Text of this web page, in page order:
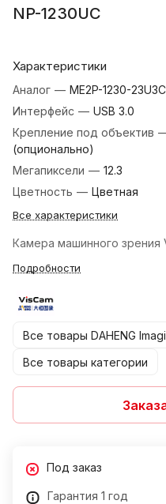
NP-1230UC
Характеристики
Аналог — ME2P-1230-23U3C
Интерфейс — USB 3.0
Крепление под объектив
(опционально)
Мегапиксели — 12.3
Цветность — Цветная
Все характеристики
Камера машинного зрения
Подробности
Все товары DAHENG
Все товары категории
Под заказ
Гарантия 1 год